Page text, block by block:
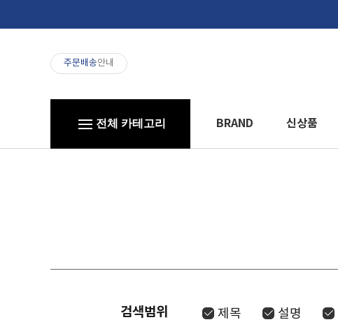
주문배송안내
전체 카테고리 BRAND 신상품
검색범위 제목 설명